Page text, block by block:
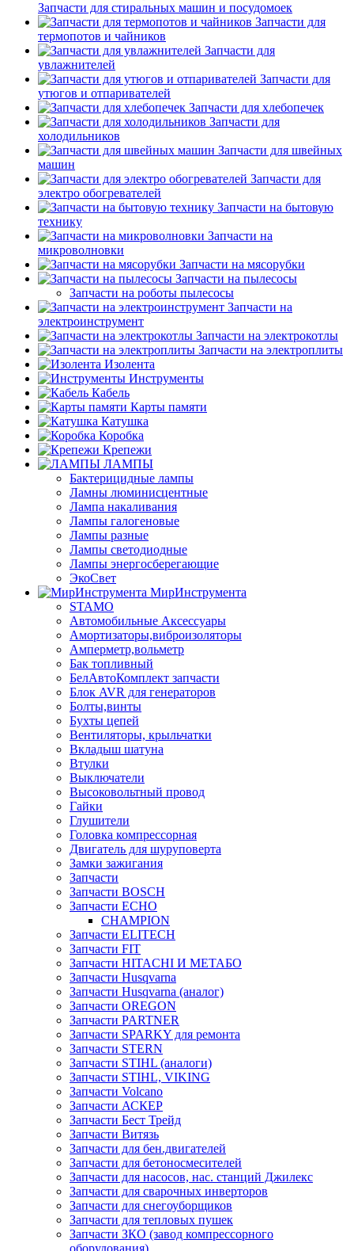
Запчасти для стиральных машин и посудомоек
Запчасти для
термопотов и чайников
Запчасти для
увлажнителей
Запчасти для
утюгов и отпаривателей
Запчасти для хлебопечек
Запчасти для
холодильников
Запчасти для швейных
машин
Запчасти для
электро обогревателей
Запчасти на бытовую
технику
Запчасти на
микроволновки
Запчасти на мясорубки
Запчасти на пылесосы
Запчасти на роботы пылесосы
Запчасти на
электроинструмент
Запчасти на электрокотлы
Запчасти на электроплиты
Изолента
Инструменты
Кабель
Карты памяти
Катушка
Коробка
Крепежи
ЛАМПЫ
Бактерицидные лампы
Ламны люминисцентные
Лампа накаливания
Лампы галогеновые
Лампы разные
Лампы светодиодные
Лампы энергосберегающие
ЭкоСвет
МирИнструмента
STAMO
Автомобильные Аксессуары
Амортизаторы,виброизоляторы
Амперметр,вольметр
Бак топливный
БелАвтоКомплект запчасти
Блок AVR для генераторов
Болты,винты
Бухты цепей
Вентиляторы, крыльчатки
Вкладыш шатуна
Втулки
Выключатели
Высоковольтный провод
Гайки
Глушители
Головка компрессорная
Двигатель для шуруповерта
Замки зажигания
Запчасти
Запчасти BOSCH
Запчасти ECHO
CHAMPION
Запчасти ELITECH
Запчасти FIT
Запчасти HITACHI И МЕТАБО
Запчасти Husqvarna
Запчасти Husqvarna (аналог)
Запчасти OREGON
Запчасти PARTNER
Запчасти SPARKY для ремонта
Запчасти STERN
Запчасти STIHL (аналоги)
Запчасти STIHL, VIKING
Запчасти Volcano
Запчасти АСКЕР
Запчасти Бест Трейд
Запчасти Витязь
Запчасти для бен.двигателей
Запчасти для бетоносмесителей
Запчасти для насосов, нас. станций Джилекс
Запчасти для сварочных инверторов
Запчасти для снегоуборщиков
Запчасти для тепловых пушек
Запчасти ЗКО (завод компрессорного
оборудования)